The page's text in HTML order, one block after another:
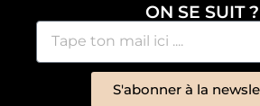
ON SE SUIT ?
S'abonner à la